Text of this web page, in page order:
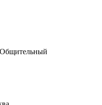
Общительный